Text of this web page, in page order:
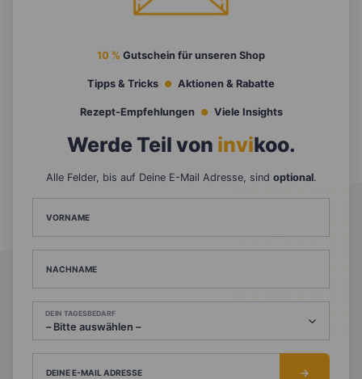
10 % Gutschein für unseren Shop
Tipps & Tricks Aktionen & Rabatte
Rezept-Empfehlungen Viele Insights
Werde Teil von invikoo.
Alle Felder, bis auf Deine E-Mail Adresse, sind optional.
VORNAME
NACHNAME
DEIN TAGESBEDARF
DEINE E-MAIL ADRESSE